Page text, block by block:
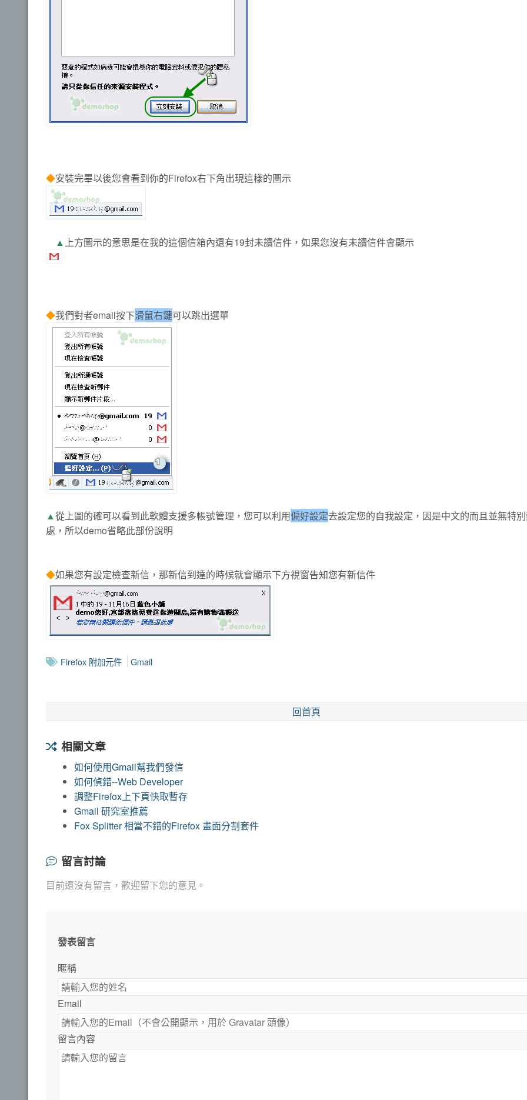
◆安裝完畢以後您會看到你的Firefox右下角出現這樣的圖示
▲上方圖示的意思是在我的這個信箱內還有19封未讀信件，如果您沒有未讀信件會顯示
◆我們對者email按下滑鼠右鍵可以跳出選單
▲從上圖的確可以看到此軟體支援多帳號管理，您可以利用偏好設定去設定您的自我設定，因是中文的而且並無特
處，所以demo省略此部份說明
◆如果您有設定檢查新信，那新信到達的時候就會顯示下方視窗告知您有新信件
Firefox 附加元件 Gmail
回首頁
相關文章
如何使用Gmail幫我們發信
如何偵錯--Web Developer
調整Firefox上下頁快取暫存
Gmail 研究室推薦
Fox Splitter 相當不錯的Firefox 畫面分割套件
留言討論
目前還沒有留言，歡迎留下您的意見。
發表留言
暱稱
Email
留言內容